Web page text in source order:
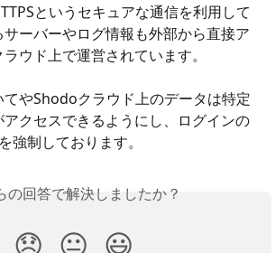
というセキュアな通信を利用して
ーバーやログ情報も外部から直接ア
ウド上で運営されています。
てやShodoクラウド上のデータは特定
クセスできるようにし、ログインの
強制しております。
の回答で解決しましたか？
😞 😐 😃